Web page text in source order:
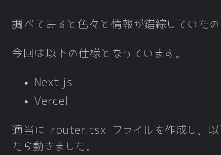
調べてみると色々と情報が錯綜していた
今回は以下の仕様となっています。
Next.js
Vercel
適当に router.tsx ファイルを作成し、以
たら動きました。